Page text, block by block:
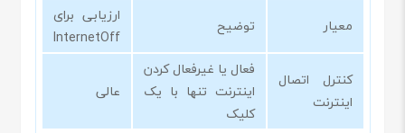
معیار توضیح
ارزیابی برای
InternetOff
کنترل اتصال
اینترنت
فعال یا غیرفعال کردن
اینترنت تنها با یک
کلیک
عالی